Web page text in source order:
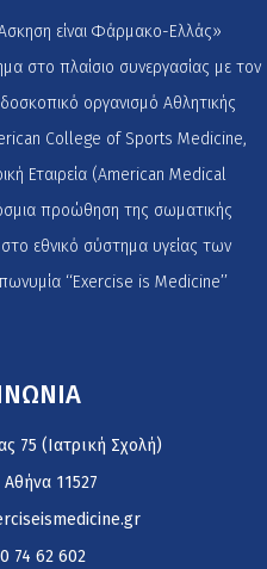
είναι Φάρμακο-Ελλάς»
στο πλαίσιο συνεργασίας με τον
οργανισμό Αθλητικής
College of Sports Medicine,
Εταιρεία (American Medical
προώθηση της σωματικής
εθνικό σύστημα υγείας των
‘‘Exercise is Medicine’’
75 (Ιατρική Σχολή)
Αθήνα 11527
74 62 602